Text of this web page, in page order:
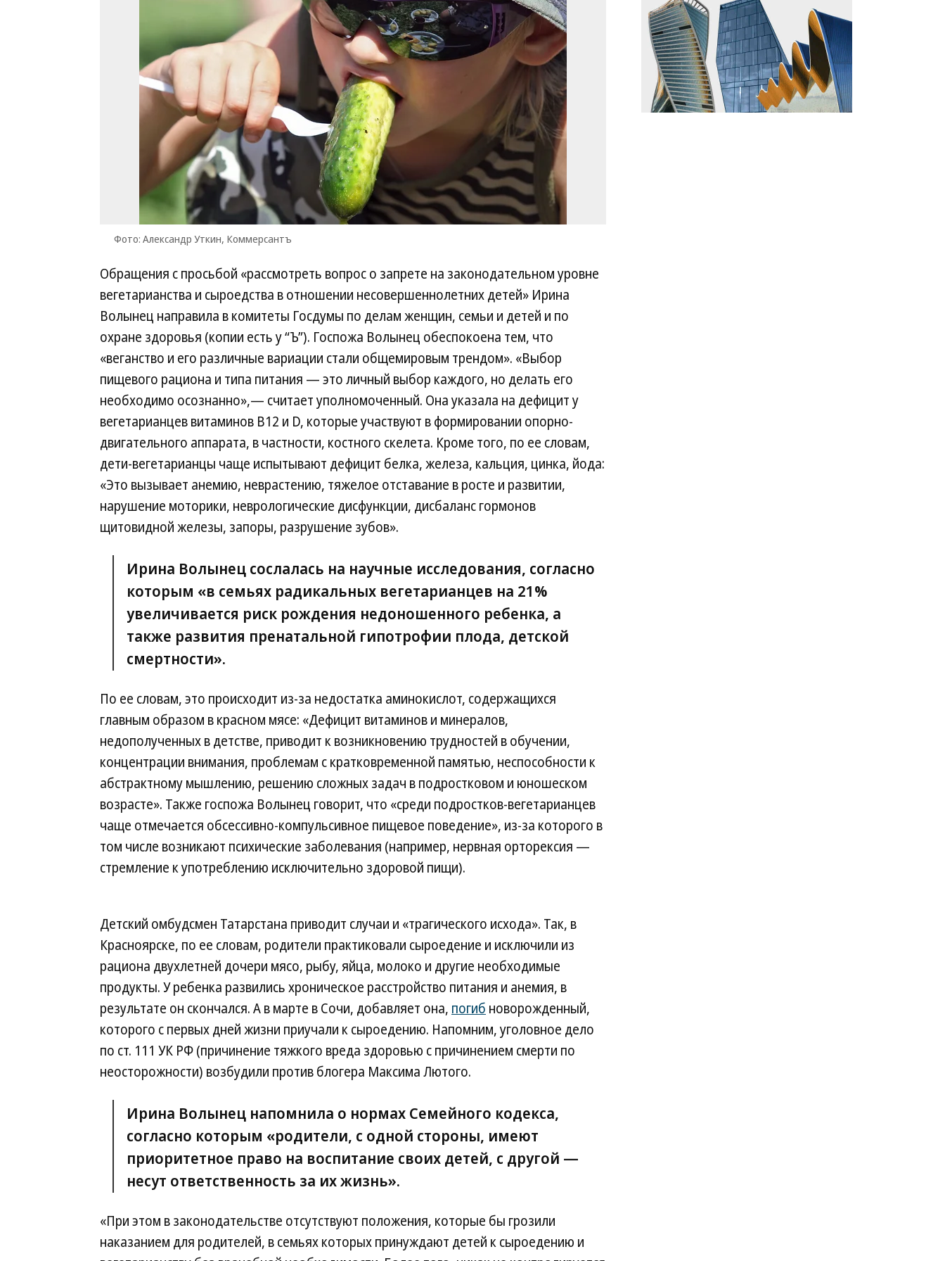
Фото: Александр Уткин, Коммерсантъ
Александр
Коммерсантъ
Обращения с просьбой «рассмотреть вопрос о запрете на законодательном уровне
вегетарианства и сыроедства в отношении несовершеннолетних детей» Ирина
Волынец направила в комитеты Госдумы по делам женщин, семьи и детей и по
охране здоровья (копии есть у “Ъ”). Госпожа Волынец обеспокоена тем, что
«веганство и его различные вариации стали общемировым трендом». «Выбор
пищевого рациона и типа питания — это личный выбор каждого, но делать его
необходимо осознанно»,— считает уполномоченный. Она указала на дефицит у
вегетарианцев витаминов В12 и D, которые участвуют в формировании опорно-
двигательного аппарата, в частности, костного скелета. Кроме того, по ее словам,
дети-вегетарианцы чаще испытывают дефицит белка, железа, кальция, цинка, йода:
«Это вызывает анемию, неврастению, тяжелое отставание в росте и развитии,
нарушение моторики, неврологические дисфункции, дисбаланс гормонов
щитовидной железы, запоры, разрушение зубов».
Ирина Волынец сослалась на научные исследования, согласно
которым «в семьях радикальных вегетарианцев на 21%
увеличивается риск рождения недоношенного ребенка, а
также развития пренатальной гипотрофии плода, детской
смертности».
По ее словам, это происходит из-за недостатка аминокислот, содержащихся
главным образом в красном мясе: «Дефицит витаминов и минералов,
недополученных в детстве, приводит к возникновению трудностей в обучении,
концентрации внимания, проблемам с кратковременной памятью, неспособности к
абстрактному мышлению, решению сложных задач в подростковом и юношеском
возрасте». Также госпожа Волынец говорит, что «среди подростков-вегетарианцев
чаще отмечается обсессивно-компульсивное пищевое поведение», из-за которого в
том числе возникают психические заболевания (например, нервная орторексия —
стремление к употреблению исключительно здоровой пищи).
Детский омбудсмен Татарстана приводит случаи и «трагического исхода». Так, в
Красноярске, по ее словам, родители практиковали сыроедение и исключили из
рациона двухлетней дочери мясо, рыбу, яйца, молоко и другие необходимые
продукты. У ребенка развились хроническое расстройство питания и анемия, в
результате он скончался. А в марте в Сочи, добавляет она, погиб новорожденный,
которого с первых дней жизни приучали к сыроедению. Напомним, уголовное дело
по ст. 111 УК РФ (причинение тяжкого вреда здоровью с причинением смерти по
неосторожности) возбудили против блогера Максима Лютого.
Ирина Волынец напомнила о нормах Семейного кодекса,
согласно которым «родители, с одной стороны, имеют
приоритетное право на воспитание своих детей, с другой —
несут ответственность за их жизнь».
«При этом в законодательстве отсутствуют положения, которые бы грозили
наказанием для родителей, в семьях которых принуждают детей к сыроедению и